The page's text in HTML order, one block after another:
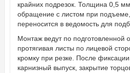
крайних подрезок. Толщина 0,5
обращение с листом при
переносится в ведомость для
Монтаж ведут по подготовленной
протягивая листы по лицевой
кромку при резке. После
карнизный выпуск, закрытие